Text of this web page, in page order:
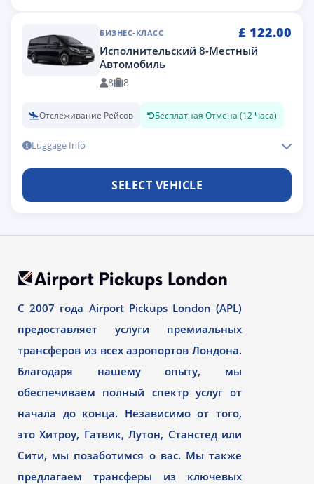
БИЗНЕС-КЛАСС £ 122.00
Исполнительский 8-Местный
Автомобиль
8 8
Отслеживание Рейсов Бесплатная Отмена (12 Часа)
Luggage Info
SELECT VEHICLE
С 2007 года Airport Pickups London (APL)
предоставляет услуги премиальных
трансферов из всех аэропортов Лондона.
Благодаря нашему опыту, мы
обеспечиваем полный спектр услуг от
начала до конца. Независимо от того,
это Хитроу, Гатвик, Лутон, Станстед или
Сити, мы позаботимся о вас. Мы также
предлагаем трансферы из ключевых